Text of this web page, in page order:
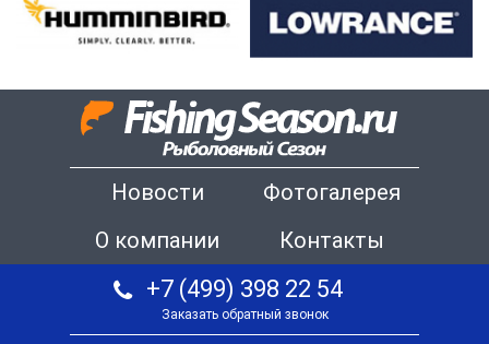
Новости
Фотогалерея
О компании
Контакты
+7 (499) 398 22 54
Заказать обратный звонок